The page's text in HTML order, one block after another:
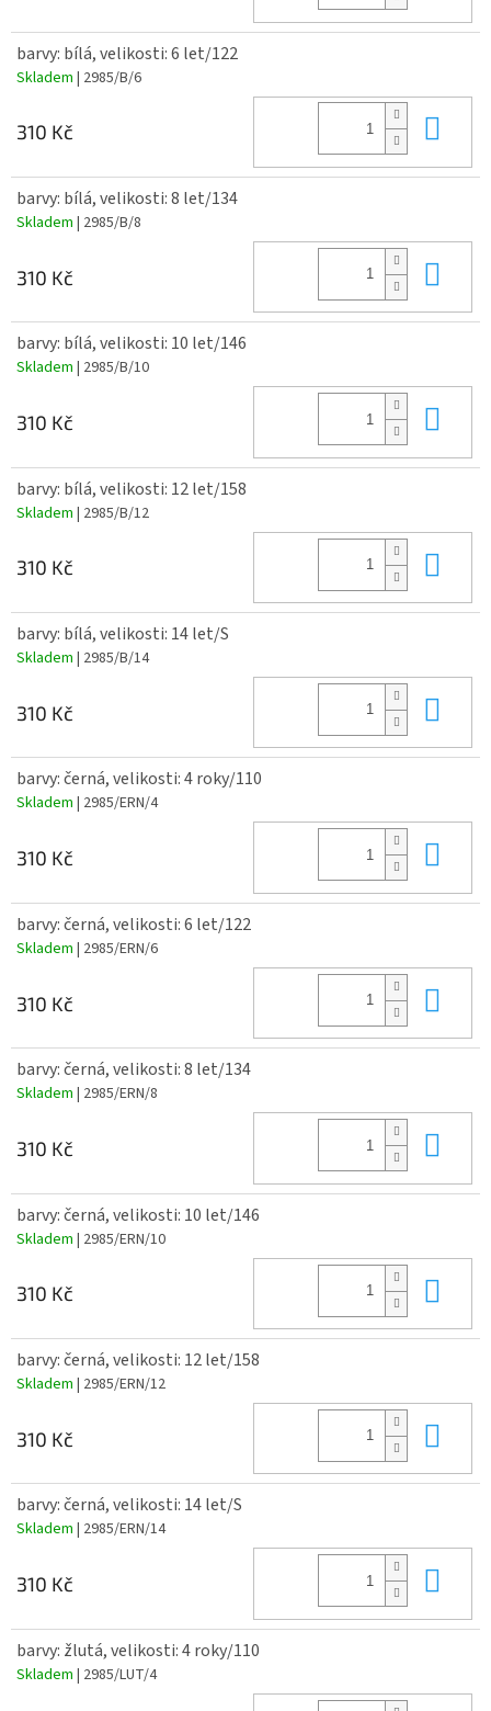
barvy: bílá, velikosti: 6 let/122
Skladem | 2985/B/6
310 Kč
barvy: bílá, velikosti: 8 let/134
Skladem | 2985/B/8
310 Kč
barvy: bílá, velikosti: 10 let/146
Skladem | 2985/B/10
310 Kč
barvy: bílá, velikosti: 12 let/158
Skladem | 2985/B/12
310 Kč
barvy: bílá, velikosti: 14 let/S
Skladem | 2985/B/14
310 Kč
barvy: černá, velikosti: 4 roky/110
Skladem | 2985/ERN/4
310 Kč
barvy: černá, velikosti: 6 let/122
Skladem | 2985/ERN/6
310 Kč
barvy: černá, velikosti: 8 let/134
Skladem | 2985/ERN/8
310 Kč
barvy: černá, velikosti: 10 let/146
Skladem | 2985/ERN/10
310 Kč
barvy: černá, velikosti: 12 let/158
Skladem | 2985/ERN/12
310 Kč
barvy: černá, velikosti: 14 let/S
Skladem | 2985/ERN/14
310 Kč
barvy: žlutá, velikosti: 4 roky/110
Skladem | 2985/LUT/4